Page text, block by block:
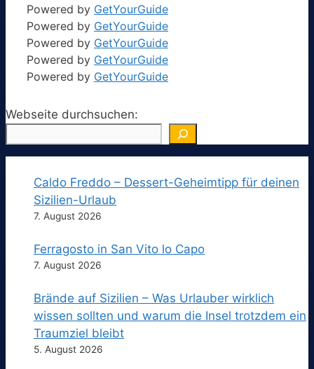
Powered by GetYourGuide
Powered by GetYourGuide
Powered by GetYourGuide
Powered by GetYourGuide
Powered by GetYourGuide
Webseite durchsuchen:
Caldo Freddo – Dessert-Geheimtipp für deinen
Sizilien-Urlaub
7. August 2026
Ferragosto in San Vito lo Capo
7. August 2026
Brände auf Sizilien – Was Urlauber wirklich
wissen sollten und warum die Insel trotzdem ein
Traumziel bleibt
5. August 2026